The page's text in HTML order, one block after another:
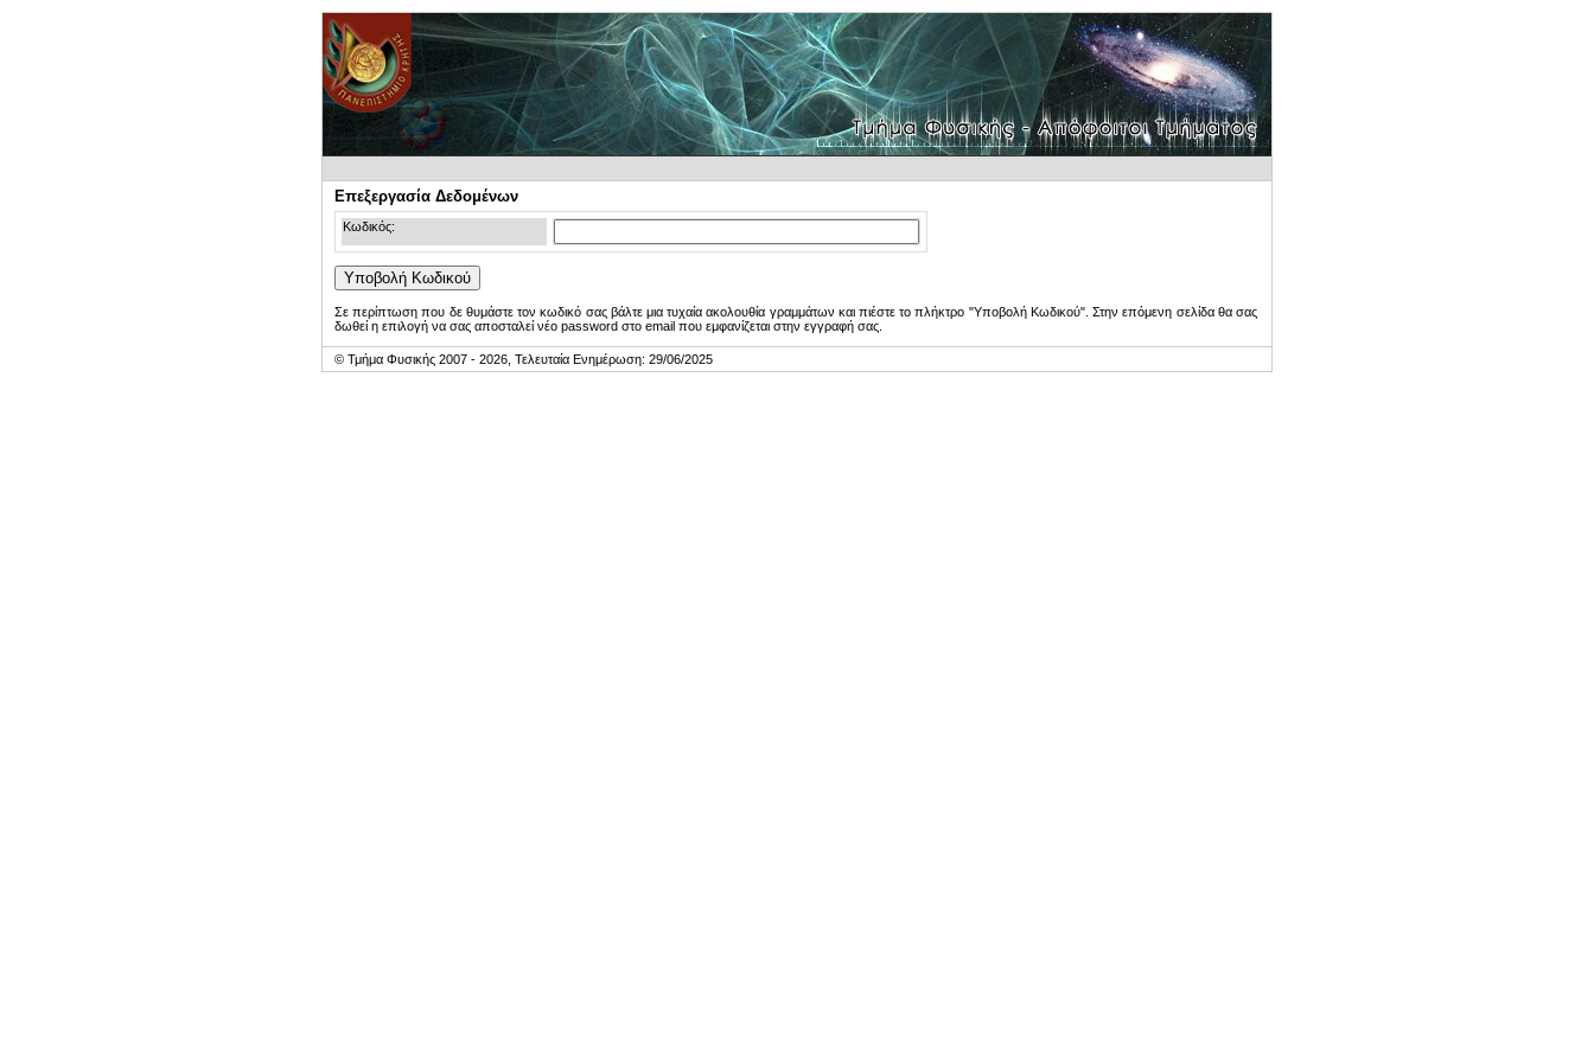
Επεξεργασία Δεδομένων
Κωδικός:
Σε περίπτωση που δε θυμάστε τον κωδικό σας βάλτε μια τυχαία ακολουθία γραμμάτων και πιέστε το πλήκτρο "Υποβολή Κωδικού". Στην επόμενη σελίδα θα σας
δωθεί η επιλογή να σας αποσταλεί νέο password στο email που εμφανίζεται στην εγγραφή σας.
© Τμήμα Φυσικής 2007 - 2026, Τελευταία Ενημέρωση: 29/06/2025